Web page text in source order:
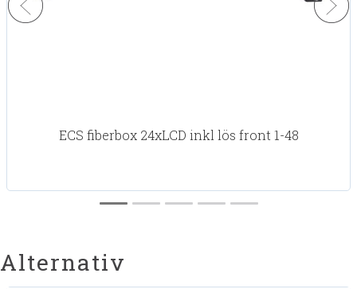
ECS fiberbox 24xLCD inkl lös front 1-48
Alternativ